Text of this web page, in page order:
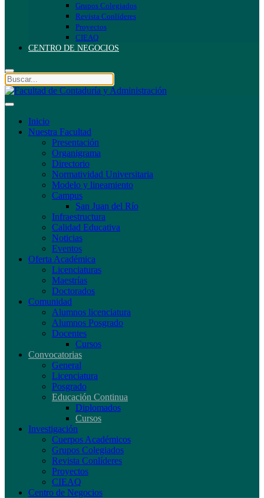
Grupos Colegiados
Revista Conlíderes
Proyectos
CIEAQ
CENTRO DE NEGOCIOS
Inicio
Nuestra Facultad
Presentación
Organigrama
Directorio
Normatividad Universitaria
Modelo y lineamiento
Campus
San Juan del Río
Infraestructura
Calidad Educativa
Noticias
Eventos
Oferta Académica
Licenciaturas
Maestrías
Doctorados
Comunidad
Alumnos licenciatura
Alumnos Posgrado
Docentes
Cursos
Convocatorias
General
Licenciatura
Posgrado
Educación Continua
Diplomados
Cursos
Investigación
Cuerpos Académicos
Grupos Colegiados
Revista Conlíderes
Proyectos
CIEAQ
Centro de Negocios